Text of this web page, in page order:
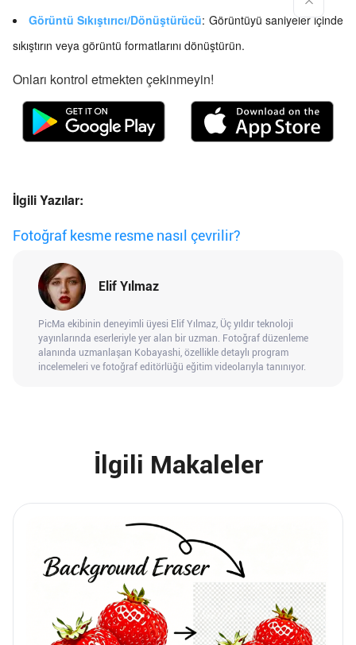
Görüntü Sıkıştırıcı/Dönüştürücü: Görüntüyü saniyeler içinde
sıkıştırın veya görüntü formatlarını dönüştürün.
Onları kontrol etmekten çekinmeyin!
İlgili Yazılar:
Fotoğraf kesme resme nasıl çevrilir?
Elif Yılmaz
PicMa ekibinin deneyimli üyesi Elif Yılmaz, Üç yıldır teknoloji
yayınlarında eserleriyle yer alan bir uzman. Fotoğraf düzenleme
alanında uzmanlaşan Kobayashi, özellikle detaylı program
incelemeleri ve fotoğraf editörlüğü eğitim videolarıyla tanınıyor.
İlgili Makaleler